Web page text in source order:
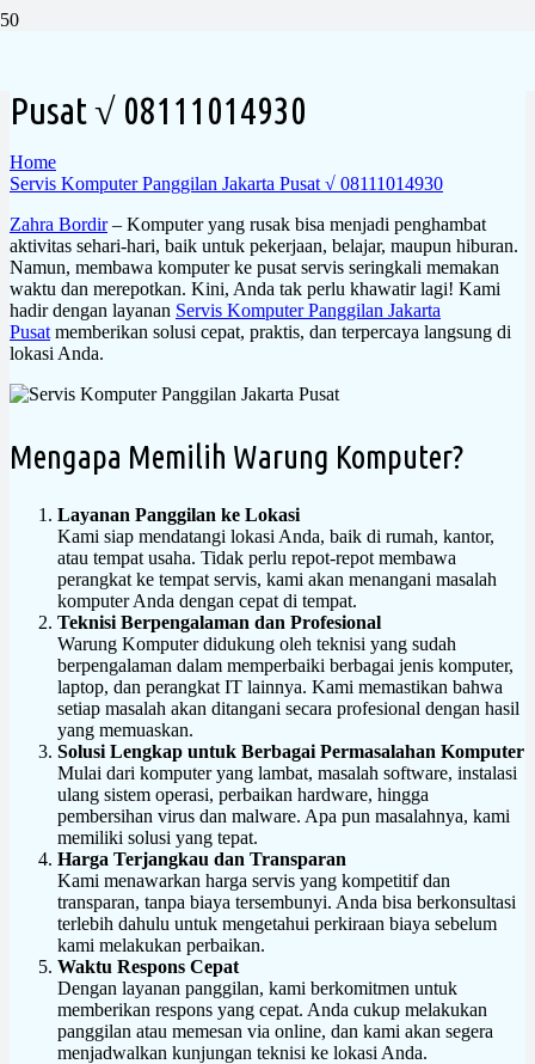
Pusat √ 08111014930
Home
Servis Komputer Panggilan Jakarta Pusat √ 08111014930
Zahra Bordir– Komputer yang rusak bisa menjadi penghambat
aktivitas sehari-hari, baik untuk pekerjaan, belajar, maupun hiburan.
Namun, membawa komputer ke pusat servis seringkali memakan
waktu dan merepotkan. Kini, Anda tak perlu khawatir lagi! Kami
hadir dengan layanan Servis Komputer Panggilan Jakarta
Pusat memberikan solusi cepat, praktis, dan terpercaya langsung di
lokasi Anda.
Mengapa Memilih Warung Komputer?
Layanan Panggilan ke Lokasi
Kami siap mendatangi lokasi Anda, baik di rumah, kantor,
atau tempat usaha. Tidak perlu repot-repot membawa
perangkat ke tempat servis, kami akan menangani masalah
komputer Anda dengan cepat di tempat.
Teknisi Berpengalaman dan Profesional
Warung Komputer didukung oleh teknisi yang sudah
berpengalaman dalam memperbaiki berbagai jenis komputer,
laptop, dan perangkat IT lainnya. Kami memastikan bahwa
setiap masalah akan ditangani secara profesional dengan hasil
yang memuaskan.
Solusi Lengkap untuk Berbagai Permasalahan Komputer
Mulai dari komputer yang lambat, masalah software, instalasi
ulang sistem operasi, perbaikan hardware, hingga
pembersihan virus dan malware. Apa pun masalahnya, kami
memiliki solusi yang tepat.
Harga Terjangkau dan Transparan
Kami menawarkan harga servis yang kompetitif dan
transparan, tanpa biaya tersembunyi. Anda bisa berkonsultasi
terlebih dahulu untuk mengetahui perkiraan biaya sebelum
kami melakukan perbaikan.
Waktu Respons Cepat
Dengan layanan panggilan, kami berkomitmen untuk
memberikan respons yang cepat. Anda cukup melakukan
panggilan atau memesan via online, dan kami akan segera
menjadwalkan kunjungan teknisi ke lokasi Anda.